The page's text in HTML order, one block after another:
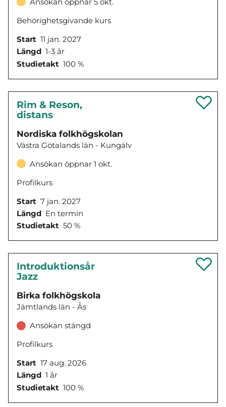
Behörighetsgivande kurs
Start 11 jan. 2027
Längd 1-3 år
Studietakt 100 %
Rim & Reson,
distans
Nordiska folkhögskolan
Västra Götalands län - Kungälv
Ansökan öppnar 1 okt.
Profilkurs
Start 7 jan. 2027
Längd En termin
Studietakt 50 %
Introduktionsår
Jazz
Birka folkhögskola
Jämtlands län - Ås
Ansökan stängd
Profilkurs
Start 17 aug. 2026
Längd 1 år
Studietakt 100 %